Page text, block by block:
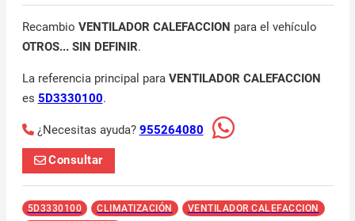
Recambio VENTILADOR CALEFACCION para el vehículo
OTROS... SIN DEFINIR.
La referencia principal para VENTILADOR CALEFACCION
es 5D3330100.
¿Necesitas ayuda? 955264080
Consultar
5D3330100 CLIMATIZACIÓN
VENTILADOR CALEFACCION